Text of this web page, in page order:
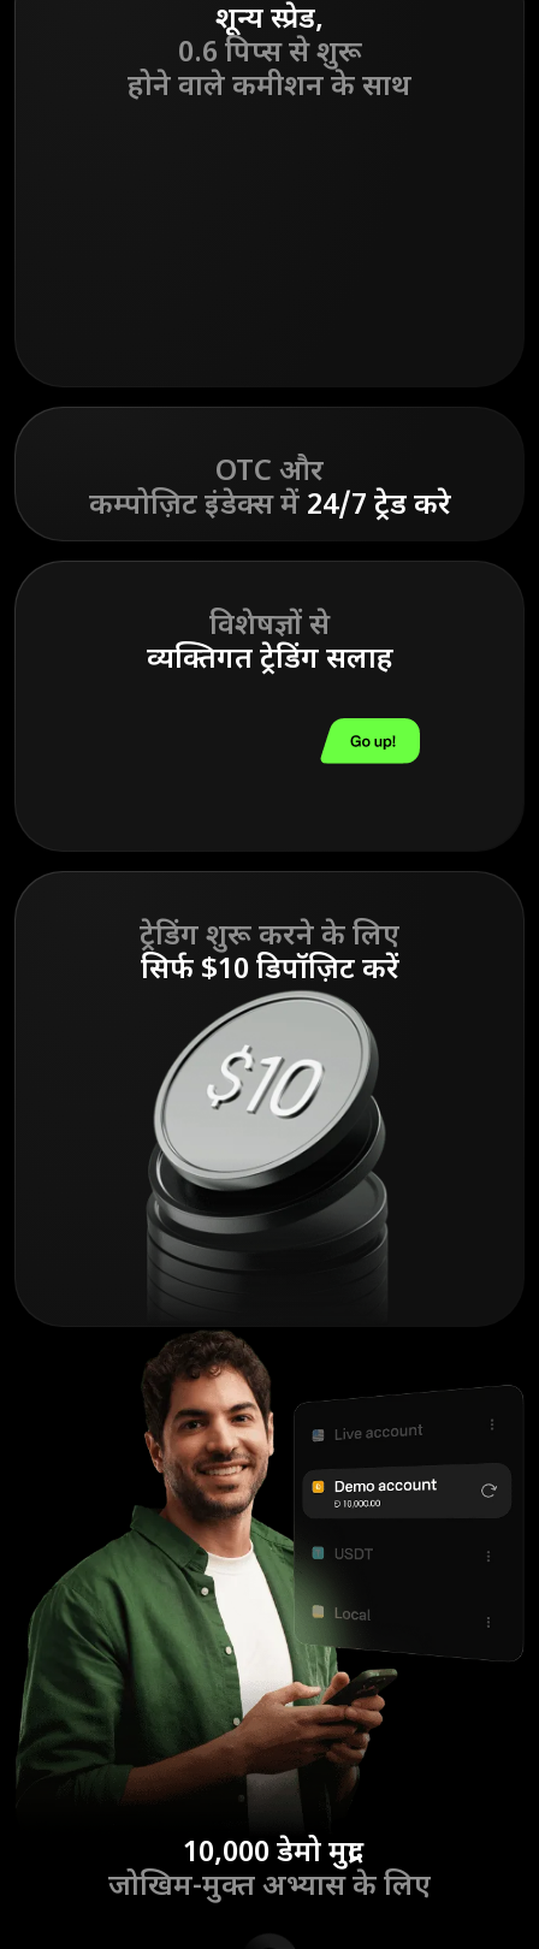
शून्य स्प्रेड,
0.6 पिप्स से शुरू
होने वाले कमीशन के साथ
OTC और
कम्पोज़िट इंडेक्स में 24/7 ट्रेड करे
विशेषज्ञों से
व्यक्तिगत ट्रेडिंग सलाह
ट्रेडिंग शुरू करने के लिए
सिर्फ $10 डिपॉज़िट करें
10,000 डेमो मुद्रा
जोखिम-मुक्त अभ्यास के लिए